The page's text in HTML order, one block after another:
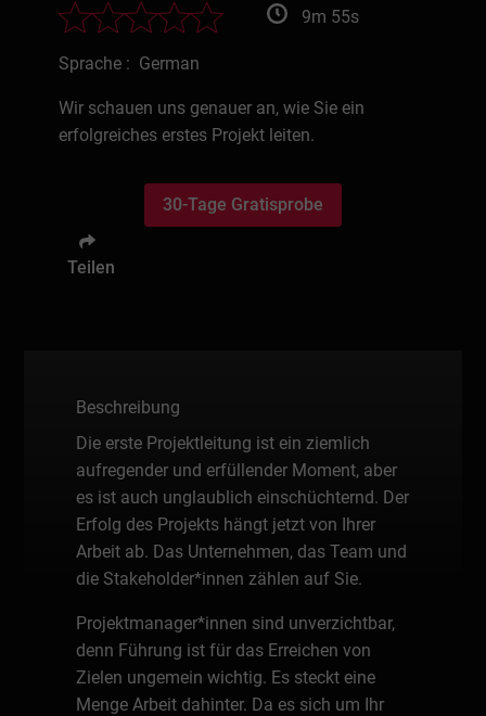
9m 55s
Sprache : German
Wir schauen uns genauer an, wie Sie ein
erfolgreiches erstes Projekt leiten.
30-Tage Gratisprobe
Teilen
Beschreibung
Die erste Projektleitung ist ein ziemlich
aufregender und erfüllender Moment, aber
es ist auch unglaublich einschüchternd. Der
Erfolg des Projekts hängt jetzt von Ihrer
Arbeit ab. Das Unternehmen, das Team und
die Stakeholder*innen zählen auf Sie.
Projektmanager*innen sind unverzichtbar,
denn Führung ist für das Erreichen von
Zielen ungemein wichtig. Es steckt eine
Menge Arbeit dahinter. Da es sich um Ihr